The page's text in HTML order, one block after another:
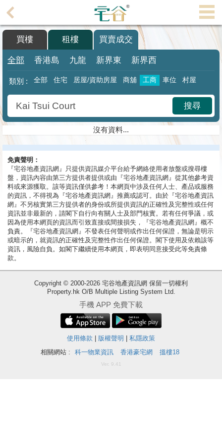
理
主
搵
樓/
成
交
業
主
放
盤
宅
谷
按
揭
地
產
買樓 租樓 買賣成交
全部 香港島 九龍 新界東 新界西
類別 : 全部 住宅 居屋/資助房屋 商舖 工商 車位 村屋
搜尋
沒有資料...
免責聲明：
『宅谷地產資訊網』只提供資訊媒介平台給予網絡使用者放盤或搜尋樓
盤，資訊內容由第三方提供者提供或由『宅谷地產資訊網』從其他參考資
料或來源獲取。該等資訊僅供參考！本網頁中涉及任何人士、產品或服務
的資訊，不得視為『宅谷地產資訊網』推薦或認可。由於『宅谷地產資訊
網』不另核實第三方提供者的身份或所提供資訊的正確性及完整性或任何
資訊並非最新的，請閣下自行向有關人士及部門核實。若有任何爭議，或
因為使用本網頁的資訊而引致直接或間接損失，『宅谷地產資訊網』概不
負責。『宅谷地產資訊網』不發表任何聲明或作出任何保證，無論是明示
或暗示的，就資訊的正確性及完整性作出任何保證。閣下使用及依賴該等
資訊，風險自負。如閣下繼續使用本網頁，即表明同意接受此等免責條
款。
Copyright © 2000-2026 宅谷地產資訊網 保留一切權利
Property.hk O/B Multiple Listing System Ltd.
手機 APP 免費下載
使用條款 版權聲明
私隱政策
相關網站 :
科一物業資訊 香港豪宅網 搵樓18
Ver. 9.41